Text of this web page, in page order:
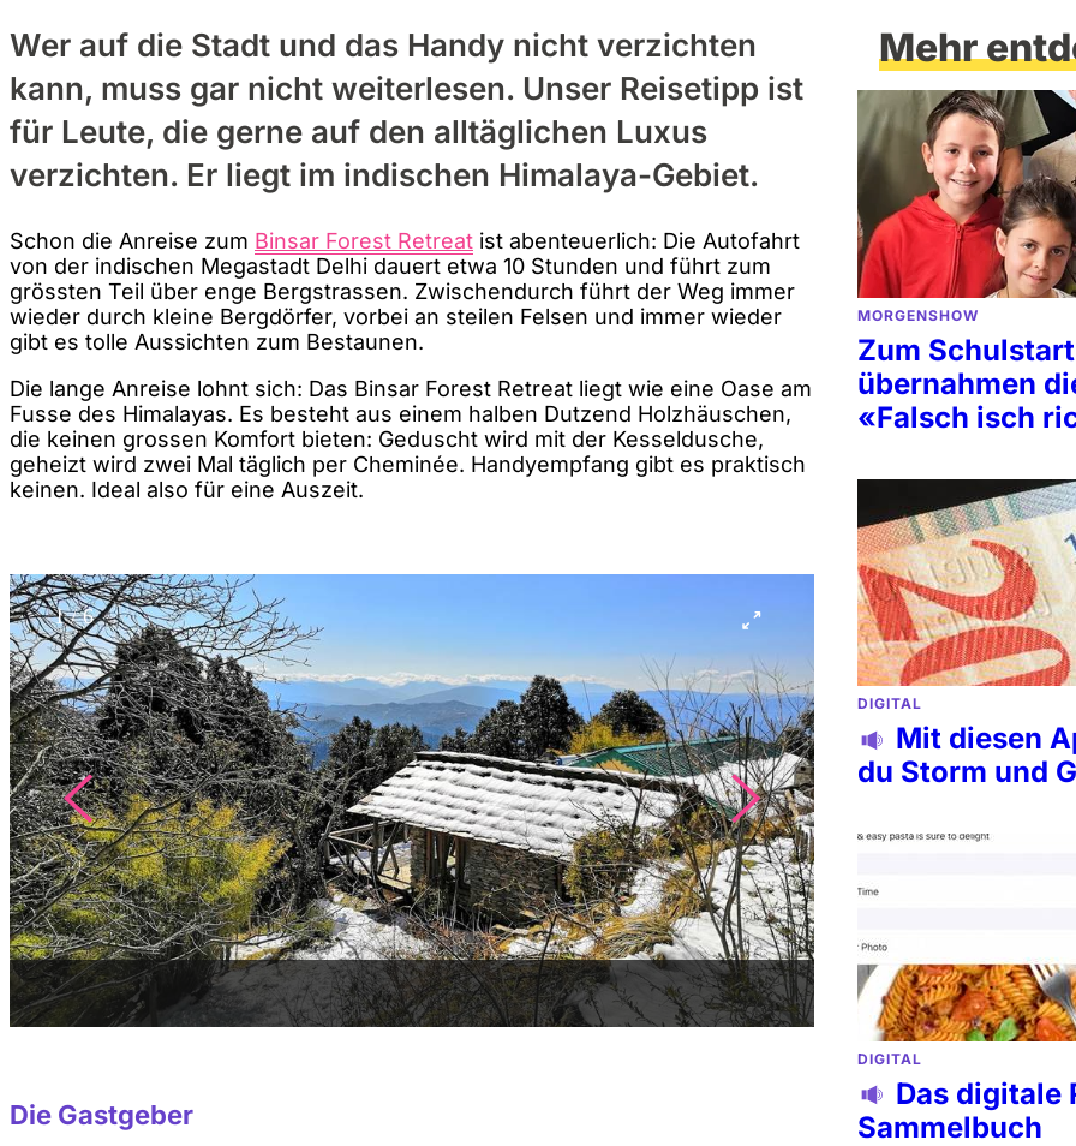
Wer auf die Stadt und das Handy nicht verzichten
kann, muss gar nicht weiterlesen. Unser Reisetipp ist
für Leute, die gerne auf den alltäglichen Luxus
verzichten. Er liegt im indischen Himalaya-Gebiet.
Schon die Anreise zum Binsar Forest Retreat ist abenteuerlich: Die Autofahrt
von der indischen Megastadt Delhi dauert etwa 10 Stunden und führt zum
grössten Teil über enge Bergstrassen. Zwischendurch führt der Weg immer
wieder durch kleine Bergdörfer, vorbei an steilen Felsen und immer wieder
gibt es tolle Aussichten zum Bestaunen.
Die lange Anreise lohnt sich: Das Binsar Forest Retreat liegt wie eine Oase am
Fusse des Himalayas. Es besteht aus einem halben Dutzend Holzhäuschen,
die keinen grossen Komfort bieten: Geduscht wird mit der Kesseldusche,
geheizt wird zwei Mal täglich per Cheminée. Handyempfang gibt es praktisch
keinen. Ideal also für eine Auszeit.
1/6
Die Gastgeber
Mehr
MORGENSHOW
Zum Schulstart
übernahmen
«Falsch isch
DIGITAL
Mit diesen
du Storm und
DIGITAL
Das digitale
Sammelbuch